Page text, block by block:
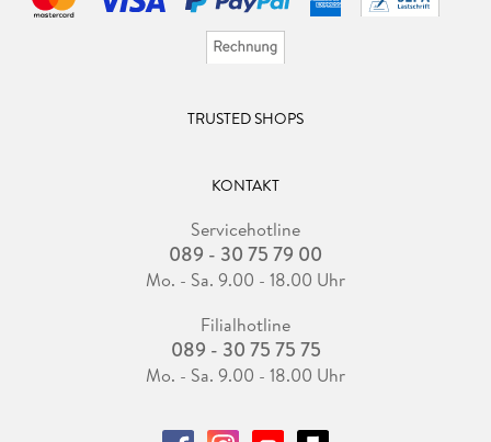
TRUSTED SHOPS
KONTAKT
Servicehotline
089 - 30 75 79 00
Mo. - Sa. 9.00 - 18.00 Uhr
Filialhotline
089 - 30 75 75 75
Mo. - Sa. 9.00 - 18.00 Uhr